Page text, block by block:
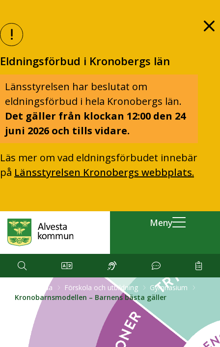
Eldningsförbud i Kronobergs län
Länsstyrelsen har beslutat om
eldningsförbud i hela Kronobergs län.
Det gäller från klockan 12:00 den 24
juni 2026 och tills vidare.
Läs mer om vad eldningsförbudet innebär
på Länsstyrelsen Kronobergs webbplats.
Meny
Startsida Förskola och utbildning
Gymnasium
Kronobarnsmodellen – Barnens bästa gäller